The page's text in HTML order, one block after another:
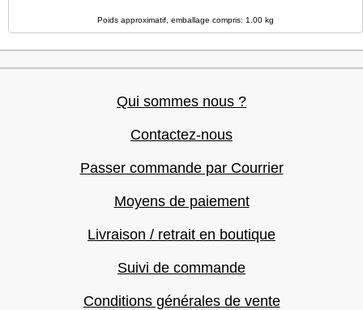
Poids approximatif, emballage compris: 1.00 kg
Qui sommes nous ?
Contactez-nous
Passer commande par Courrier
Moyens de paiement
Livraison / retrait en boutique
Suivi de commande
Conditions générales de vente